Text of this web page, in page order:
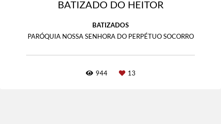
BATIZADO DO HEITOR
BATIZADOS
PARÓQUIA NOSSA SENHORA DO PERPÉTUO SOCORRO
944 13